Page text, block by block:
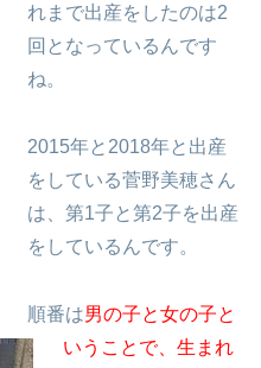
れまで出産をしたのは2
回となっているんです
ね。
2015年と2018年と出産
をしている菅野美穂さん
は、第1子と第2子を出産
をしているんです。
順番は男の子と女の子と
いうことで、生まれ